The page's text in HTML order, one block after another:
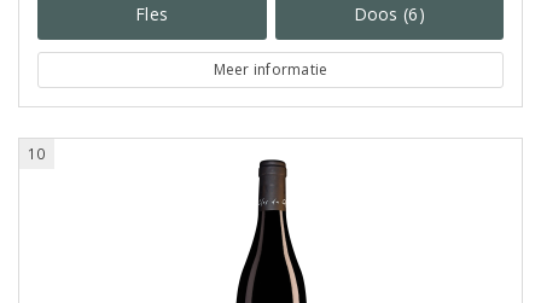
Fles Doos (6)
Meer informatie
10